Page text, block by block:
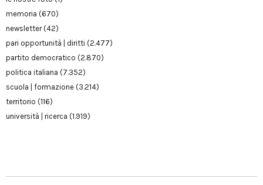
memoria (670)
newsletter(42)
pari opportunità | diritti (2.477)
partito democratico (2.870)
politica italiana (7.352)
scuola | formazione (3.214)
territorio (116)
università | ricerca (1.919)